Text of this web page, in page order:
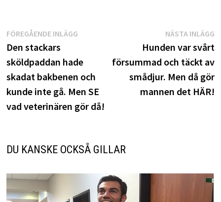
Inläggsnavigering
FÖREGÅENDE INLÄGGFöregående
Den stackars
sköldpaddan hade
skadat bakbenen och
kunde inte gå. Men SE
vad veterinären gör då!
NÄSTA INLÄGG
Hunden var svårt
försummad och täckt av
smådjur. Men då gör
mannen det HÄR!
DU KANSKE OCKSÅ GILLAR